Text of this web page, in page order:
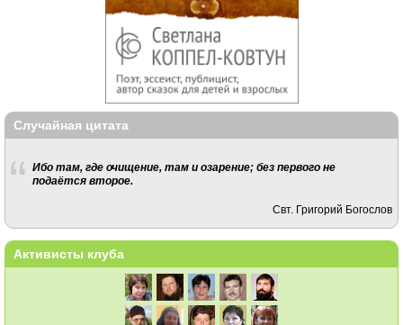
Случайная цитата
Ибо там, где очищение, там и озарение; без первого не
подаётся второе.
Свт. Григорий Богослов
Активисты клуба